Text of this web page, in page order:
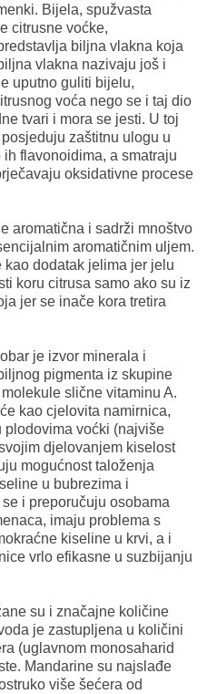
Bijela, spužvasta
citrusne voćke,
biljna vlakna koja
vlakna nazivaju još i
uputno guliti bijelu,
voća nego se i taj dio
tvari i mora se jesti. U toj
zaštitnu ulogu u
flavonoidima, a smatraju
oksidativne procese
aromatična i sadrži mnoštvo
aromatičnim uljem.
kao dodatak jelima jer jelu
koru citrusa samo ako su iz
jer se inače kora tretira
je izvor minerala i
pigmenta iz skupine
slične vitaminu A.
kao cjelovita namirnica,
voćki (najviše
djelovanjem kiselost
mogućnost taloženja
u bubrezima i
i preporučuju osobama
imaju problema s
kiseline u krvi, a i
vrlo efikasne u suzbijanju
su i značajne količine
je zastupljena u količini
(uglavnom monosaharid
Mandarine su najslađe
više šećera od